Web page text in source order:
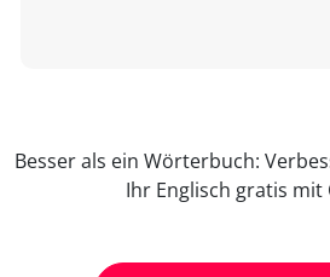
Besser als ein Wörterbuch:
Ihr Englisch gratis mit